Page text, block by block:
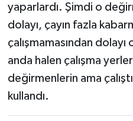
yaparlardı. Şimdi o
dolayı, çayın fazla
çalışmamasından
anda halen çalışma
değirmenlerin ama
kullandı.